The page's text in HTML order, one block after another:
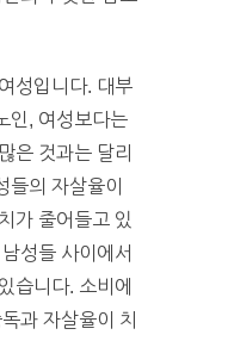
성입니다. 대부
인, 여성보다는
은 것과는 달리
들의 자살율이
가 줄어들고 있
성들 사이에서
습니다. 소비에
과 자살율이 치